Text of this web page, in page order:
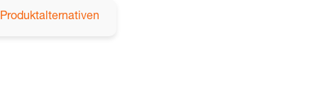
Produktalternativen